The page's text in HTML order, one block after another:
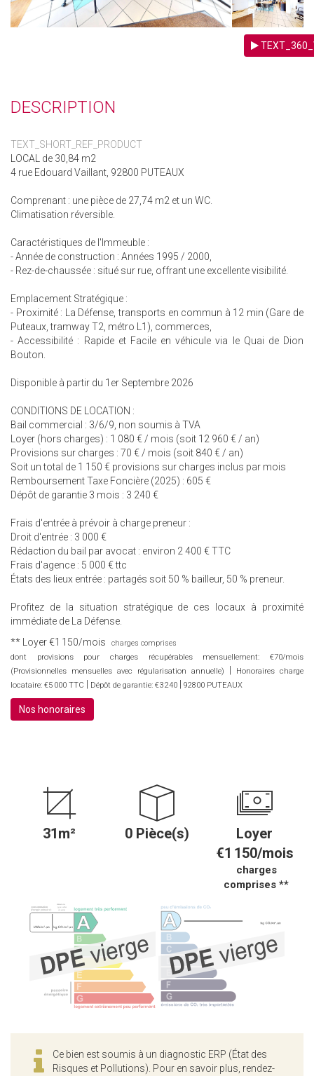
DESCRIPTION
TEXT_SHORT_REF_PRODUCT
LOCAL de 30,84 m2
4 rue Edouard Vaillant, 92800 PUTEAUX
Comprenant : une pièce de 27,74 m2 et un WC.
Climatisation réversible.
Caractéristiques de l'Immeuble :
- Année de construction : Années 1995 / 2000,
- Rez-de-chaussée : situé sur rue, offrant une excellente visibilité.
Emplacement Stratégique :
- Proximité : La Défense, transports en commun à 12 min (Gare de
Puteaux, tramway T2, métro L1), commerces,
- Accessibilité : Rapide et Facile en véhicule via le Quai de Dion
Bouton.
Disponible à partir du 1er Septembre 2026
CONDITIONS DE LOCATION :
Bail commercial : 3/6/9, non soumis à TVA
Loyer (hors charges) : 1 080 € / mois (soit 12 960 € / an)
Provisions sur charges : 70 € / mois (soit 840 € / an)
Soit un total de 1 150 € provisions sur charges inclus par mois
Remboursement Taxe Foncière (2025) : 605 €
Dépôt de garantie 3 mois : 3 240 €
Frais d'entrée à prévoir à charge preneur :
Droit d'entrée : 3 000 €
Rédaction du bail par avocat : environ 2 400 € TTC
Frais d'agence : 5 000 € ttc
États des lieux entrée : partagés soit 50 % bailleur, 50 % preneur.
Profitez de la situation stratégique de ces locaux à proximité
immédiate de La Défense.
**
Loyer €1 150/mois
charges comprises
dont provisions pour charges récupérables mensuellement: €70/mois
(Provisionnelles mensuelles avec régularisation annuelle)
Honoraires charge
locataire: €5 000 TTC
Dépôt de garantie: €3 240 92800 PUTEAUX
Nos honoraires
31m² 0 Pièce(s)
Loyer
€1 150/mois
charges
comprises **
Ce bien est soumis à un diagnostic ERP (État des
Risques et Pollutions). Pour en savoir plus, rendez-